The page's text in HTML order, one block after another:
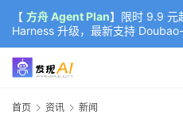
【 方舟 Agent Plan】限时 9.9 元
Harness 升级，最新支持
K3（部分）、GLM-5.2
首页 资讯 新闻